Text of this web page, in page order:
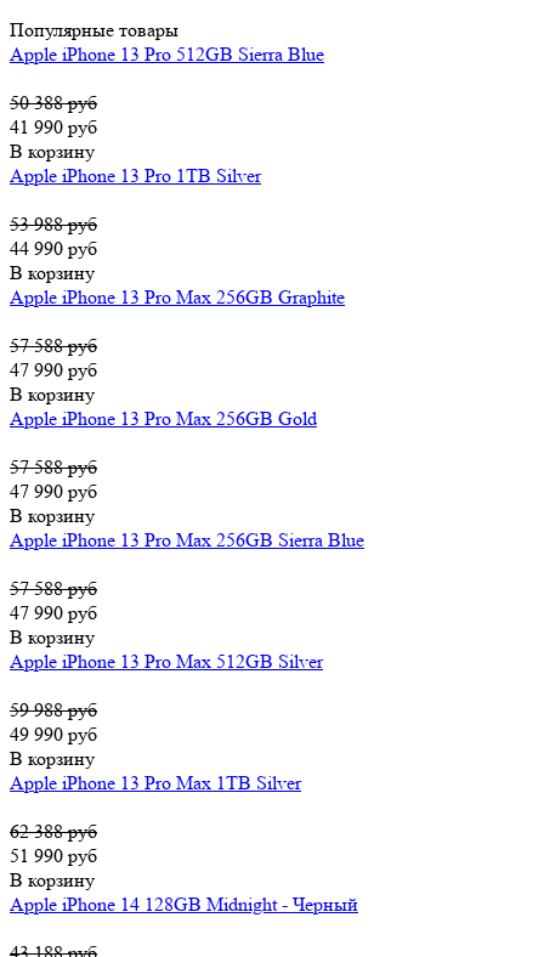
Популярные товары
Apple iPhone 13 Pro 512GB Sierra Blue
50 388 руб
41 990 руб
В корзину
Apple iPhone 13 Pro 1TB Silver
53 988 руб
44 990 руб
В корзину
Apple iPhone 13 Pro Max 256GB Graphite
57 588 руб
47 990 руб
В корзину
Apple iPhone 13 Pro Max 256GB Gold
57 588 руб
47 990 руб
В корзину
Apple iPhone 13 Pro Max 256GB Sierra Blue
57 588 руб
47 990 руб
В корзину
Apple iPhone 13 Pro Max 512GB Silver
59 988 руб
49 990 руб
В корзину
Apple iPhone 13 Pro Max 1TB Silver
62 388 руб
51 990 руб
В корзину
Apple iPhone 14 128GB Midnight - Черный